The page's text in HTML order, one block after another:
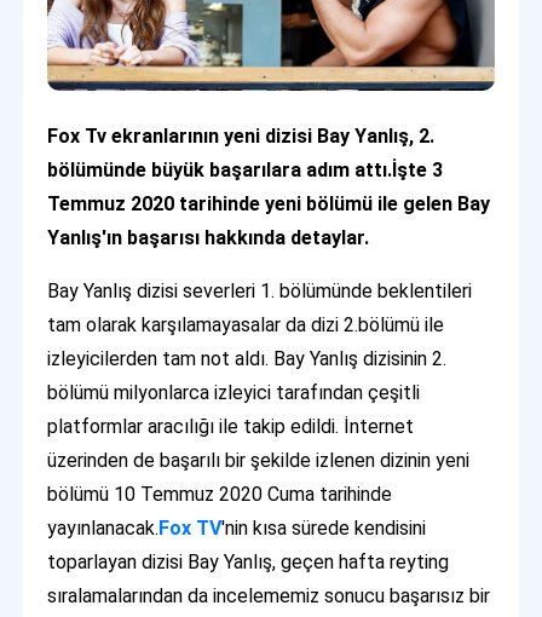
Fox Tv ekranlarının yeni dizisi Bay Yanlış, 2.
bölümünde büyük başarılara adım attı.İşte 3
Temmuz 2020 tarihinde yeni bölümü ile gelen Bay
Yanlış'ın başarısı hakkında detaylar.
Bay Yanlış dizisi severleri 1. bölümünde beklentileri
tam olarak karşılamayasalar da dizi 2.bölümü ile
izleyicilerden tam not aldı. Bay Yanlış dizisinin 2.
bölümü milyonlarca izleyici tarafından çeşitli
platformlar aracılığı ile takip edildi. İnternet
üzerinden de başarılı bir şekilde izlenen dizinin yeni
bölümü 10 Temmuz 2020 Cuma tarihinde
yayınlanacak.Fox TV'nin kısa sürede kendisini
toparlayan dizisi Bay Yanlış, geçen hafta reyting
sıralamalarından da incelememiz sonucu başarısız bir